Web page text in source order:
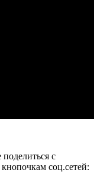
поделиться с
соц.сетей: